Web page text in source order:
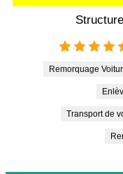
Remorquage
Transport de